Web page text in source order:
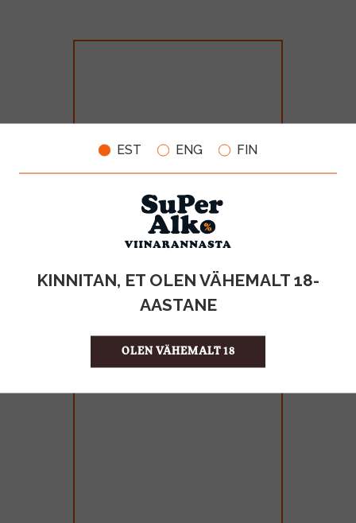
EST ENG FIN
KINNITAN, ET OLEN VÄHEMALT 18-
AASTANE
OLEN VÄHEMALT 18
Bonaparte Cognac 40% 70cl
0.7l
Cognac